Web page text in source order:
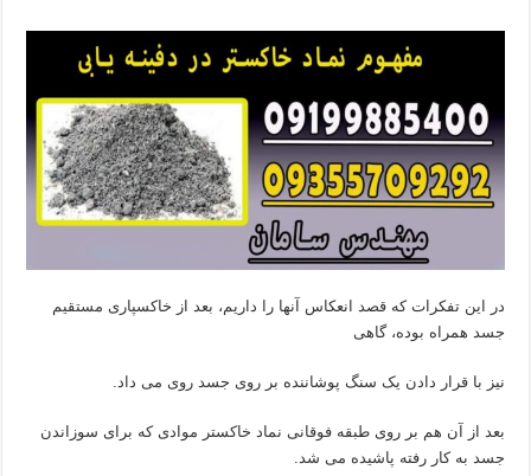
در این تفکرات که قصد انعکاس آنها را داریم، بعد از خاکسپاری مستقیم
جسد همراه بوده، گاهی
نیز با قرار دادن یک سنگ پوشاننده بر روی جسد روی می داد.
بعد از آن هم بر روی طبقه فوقانی نماد خاکستر موادی که برای سوزاندن
جسد به کار رفته پاشیده می شد.